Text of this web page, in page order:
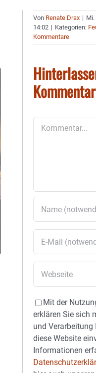
Von Renate Drax | Mi.
14:02 | Kategorien:
Kommentare
Kommentar
Mit der
erklären Sie sich
und Verarbeitung
diese Website
Informationen